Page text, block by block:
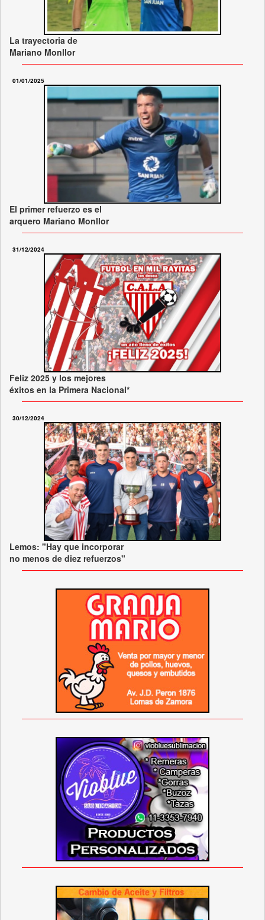
La trayectoria de
Mariano Monllor
01/01/2025
El primer refuerzo es el
arquero Mariano Monllor
31/12/2024
Feliz 2025 y los mejores
éxitos en la Primera Nacional*
30/12/2024
Lemos: "Hay que incorporar
no menos de diez refuerzos"